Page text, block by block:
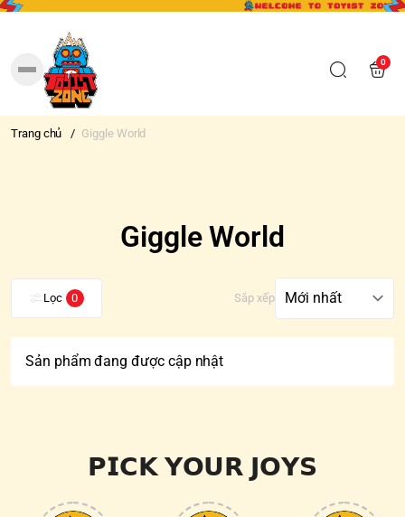
0
Trang chủ / Giggle World
Giggle World
Lọc 0 Sắp xếp
Sản phẩm đang được cập nhật
𝗣𝗜𝗖𝗞 𝗬𝗢𝗨𝗥 𝗝𝗢𝗬𝗦